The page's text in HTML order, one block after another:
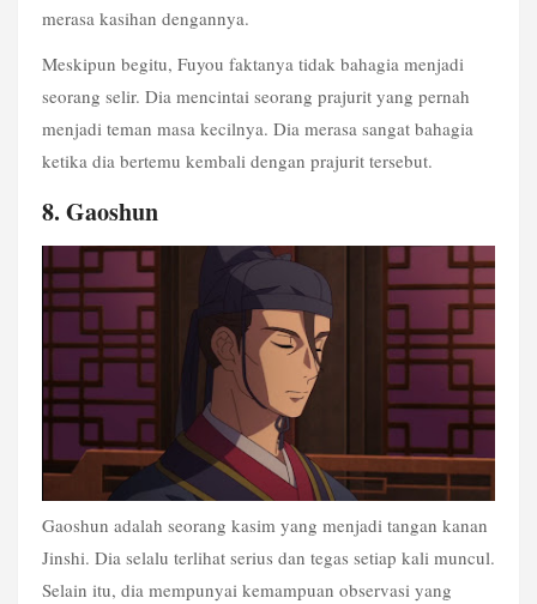
merasa kasihan dengannya.
Meskipun begitu, Fuyou faktanya tidak bahagia menjadi
seorang selir. Dia mencintai seorang prajurit yang pernah
menjadi teman masa kecilnya. Dia merasa sangat bahagia
ketika dia bertemu kembali dengan prajurit tersebut.
8. Gaoshun
Gaoshun adalah seorang kasim yang menjadi tangan kanan
Jinshi. Dia selalu terlihat serius dan tegas setiap kali muncul.
Selain itu, dia mempunyai kemampuan observasi yang